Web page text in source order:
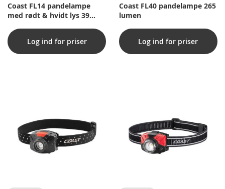
Coast FL14 pandelampe
med rødt & hvidt lys 39
Log ind for priser
Coast FL40 pandelampe 265
lumen
Log ind for priser